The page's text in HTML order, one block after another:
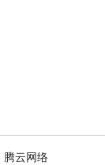
腾云网络